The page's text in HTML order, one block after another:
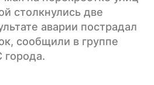
столкнулись две
аварии пострадал
сообщили в группе
города.